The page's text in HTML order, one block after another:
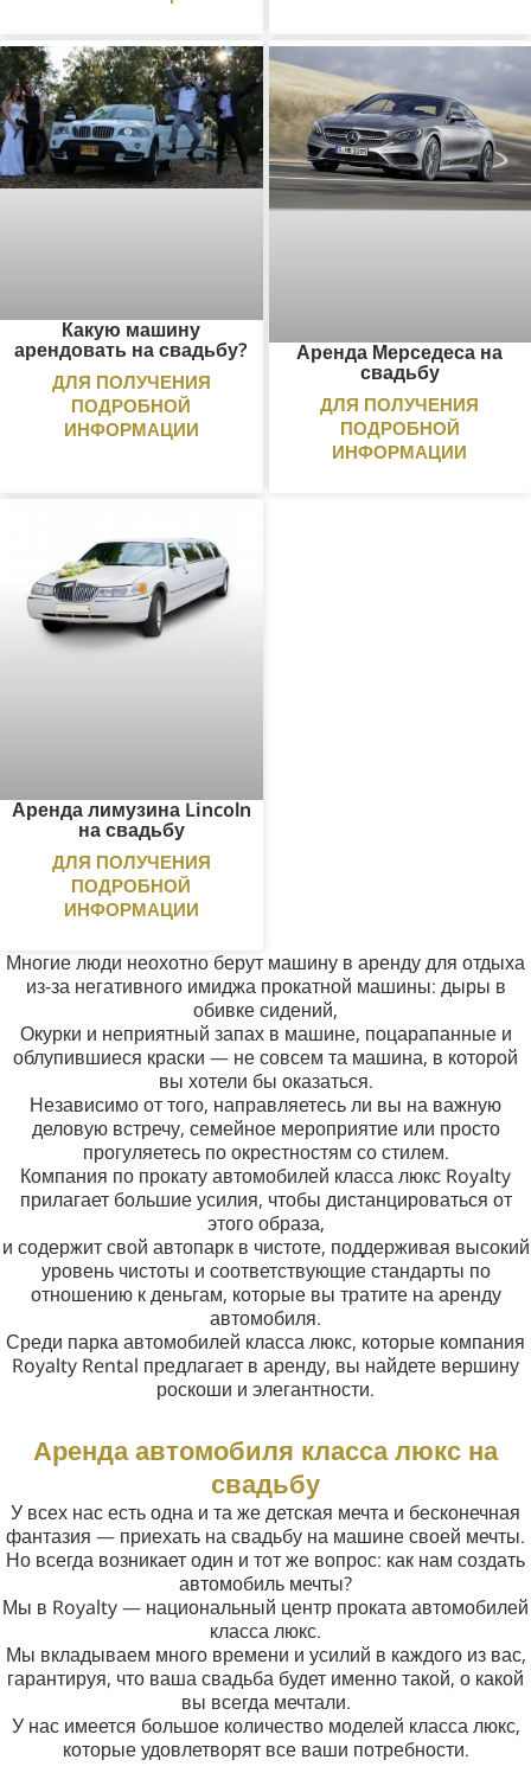
Какую машину
арендовать на свадьбу?
ДЛЯ ПОЛУЧЕНИЯ
ПОДРОБНОЙ
ИНФОРМАЦИИ
Аренда Мерседеса на
свадьбу
ДЛЯ ПОЛУЧЕНИЯ
ПОДРОБНОЙ
ИНФОРМАЦИИ
Аренда лимузина Lincoln
на свадьбу
ДЛЯ ПОЛУЧЕНИЯ
ПОДРОБНОЙ
ИНФОРМАЦИИ
Многие люди неохотно берут машину в аренду для отдыха
из-за негативного имиджа прокатной машины: дыры в
обивке сидений,
Окурки и неприятный запах в машине, поцарапанные и
облупившиеся краски — не совсем та машина, в которой
вы хотели бы оказаться.
Независимо от того, направляетесь ли вы на важную
деловую встречу, семейное мероприятие или просто
прогуляетесь по окрестностям со стилем.
Компания по прокату автомобилей класса люкс Royalty
прилагает большие усилия, чтобы дистанцироваться от
этого образа,
и содержит свой автопарк в чистоте, поддерживая высокий
уровень чистоты и соответствующие стандарты по
отношению к деньгам, которые вы тратите на аренду
автомобиля.
Среди парка автомобилей класса люкс, которые компания
Royalty Rental предлагает в аренду, вы найдете вершину
роскоши и элегантности.
Аренда автомобиля класса люкс на
свадьбу
У всех нас есть одна и та же детская мечта и бесконечная
фантазия — приехать на свадьбу на машине своей мечты.
Но всегда возникает один и тот же вопрос: как нам создать
автомобиль мечты?
Мы в Royalty — национальный центр проката автомобилей
класса люкс.
Мы вкладываем много времени и усилий в каждого из вас,
гарантируя, что ваша свадьба будет именно такой, о какой
вы всегда мечтали.
У нас имеется большое количество моделей класса люкс,
которые удовлетворят все ваши потребности.